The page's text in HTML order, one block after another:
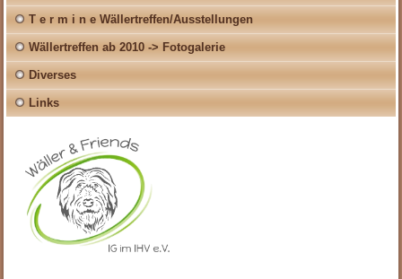
T e r m i n e Wällertreffen/Ausstellungen
Wällertreffen ab 2010 -> Fotogalerie
Diverses
Links